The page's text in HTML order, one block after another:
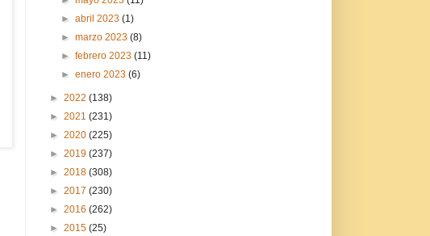
►abril 2023(1)
►marzo 2023(8)
►febrero 2023(11)
►enero 2023(6)
► 2022 (138)
► 2021 (231)
► 2020 (225)
► 2019 (237)
► 2018 (308)
► 2017 (230)
► 2016 (262)
► 2015 (25)